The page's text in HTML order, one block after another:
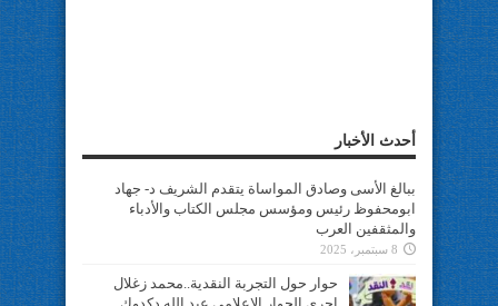
أحدث الأخبار
ببالغ الأسى وصادق المواساة يتقدم الشريف د- جهاد
ابومحفوظ رئيس ومؤسس مجلس الكتاب والأدباء
والمثقفين العرب
8 سبتمبر، 2025
حوار حول التجربة النقدية..محمد زغلال